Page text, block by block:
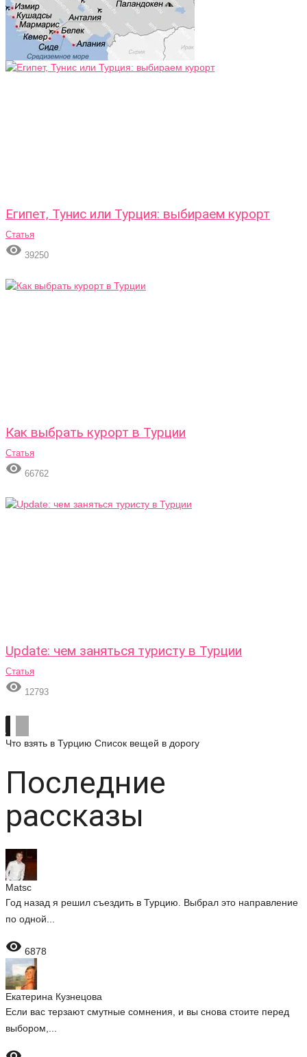
Египет, Тунис или Турция: выбираем курорт
Статья
 39250
Как выбрать курорт в Турции
Статья
 66762
Update: чем заняться туристу в Турции
Статья
 12793
Что взять в Турцию Список вещей в дорогу
Последние
рассказы
Matsc
Год назад я решил съездить в Турцию. Выбрал это направление
по одной...
 6878
Екатерина Кузнецова
Если вас терзают смутные сомнения, и вы снова стоите перед
выбором,...